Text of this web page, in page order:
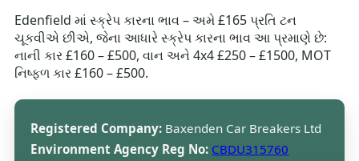
Edenfield માં સ્ક્રેપ કારના ભાવ – અમે £165 પ્રતિ ટન
ચૂકવીએ છીએ, જેના આધારે સ્ક્રેપ કારના ભાવ આ પ્રમાણે છે:
નાની કાર £160 – £500, વાન અને 4x4 £250 – £1500, MOT
નિષ્ફળ કાર £160 – £500.
Registered Company: Baxenden Car Breakers Ltd
Environment Agency Reg No: CBDU315760